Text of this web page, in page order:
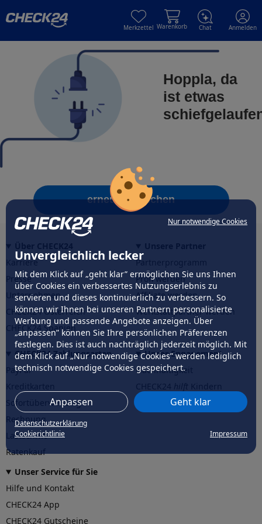
Nur notwendige Cookies
Unvergleichlich lecker
Mit dem Klick auf „geht klar” ermöglichen Sie uns Ihnen
über Cookies ein verbessertes Nutzungserlebnis zu
servieren und dieses kontinuierlich zu verbessern. So
können wir Ihnen bei unseren Partnern personalisierte
Werbung und passende Angebote anzeigen. Über
„anpassen” können Sie Ihre persönlichen Präferenzen
festlegen. Dies ist auch nachträglich jederzeit möglich. Mit
dem Klick auf „Nur notwendige Cookies” werden lediglich
technisch notwendige Cookies gespeichert.
Anpassen Geht klar
Datenschutzerklärung
Cookierichtlinie
Impressum
Merkzettel Warenkorb Chat Anmelden
Hoppla, da
ist etwas
erneut versuchen
Karriere
Presse
Unternehmen
CHECK24 Österreich
CHECK24 Spanien
Partnerprogramm
Profi werden
Affiliate werden
Werkstattpartner werden
CHECK24 Zahlungsarten
PayPal
Sofortüberweisung
Rechnung
Lastschrift
Ratenkauf
Unser Engagement
Nachhaltigkeit
CHECK24hilftder Natur
Unser Service für Sie
Hilfe und Kontakt
CHECK24 App
CHECK24 Gutscheine